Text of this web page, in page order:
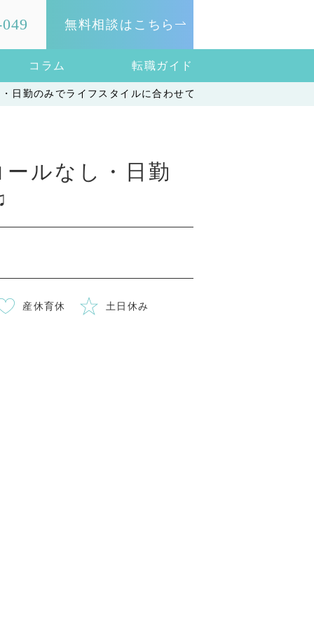
無料相談はこちら
コラム 転職ガイド
日勤のみでライフスタイルに合わせて勤務しやすい♫
ルなし・日勤
産休育休 土日休み